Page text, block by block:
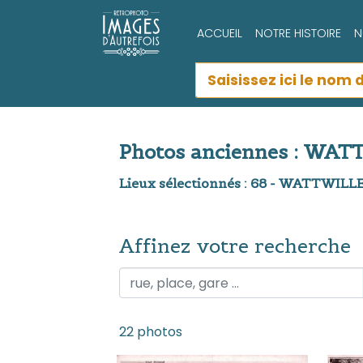
ACCUEIL NOTRE HISTOIRE
Photos anciennes :
Lieux sélectionnés : 68 -
Affinez votre recherche
Affinez votre recherche
22 photos